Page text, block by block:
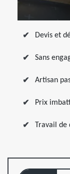
Devis et
Sans
Artisan
Prix
Travail de